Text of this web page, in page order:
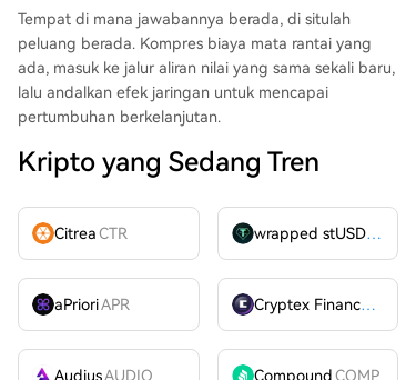
Tempat di mana jawabannya berada, di situlah
peluang berada. Kompres biaya mata rantai yang
ada, masuk ke jalur aliran nilai yang sama sekali baru,
lalu andalkan efek jaringan untuk mencapai
pertumbuhan berkelanjutan.
Kripto yang Sedang Tren
CitreaCTR wrapped stUSDT
aPrioriAPR Cryptex FinanceCTX
AudiusAUDIO CompoundCOMP